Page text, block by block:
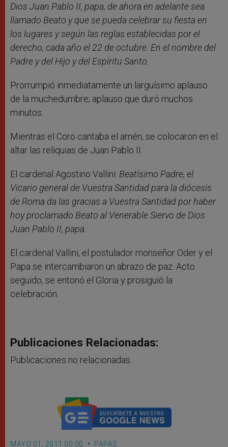
Dios Juan Pablo II, papa, de ahora en adelante sea
llamado Beato y que se pueda celebrar su fiesta en
los lugares y según las reglas establecidas por el
derecho, cada año el 22 de octubre. En el nombre del
Padre y del Hijo y del Espíritu Santo.
Prorrumpió inmediatamente un larguísimo aplauso
de la muchedumbre; aplauso que duró muchos
minutos.
Mientras el Coro cantaba el amén, se colocaron en el
altar las reliquias de Juan Pablo II.
El cardenal Agostino Vallini: Beatísimo Padre, el
Vicario general de Vuestra Santidad para la diócesis
de Roma da las gracias a Vuestra Santidad por haber
hoy proclamado Beato al Venerable Siervo de Dios
Juan Pablo II, papa.
El cardenal Vallini, el postulador monseñor Oder y el
Papa se intercambiaron un abrazo de paz. Acto
seguido, se entonó el Gloria y prosiguió la
celebración.
Publicaciones Relacionadas:
Publicaciones no relacionadas.
MAYO 01, 2011 00:00 PAPAS